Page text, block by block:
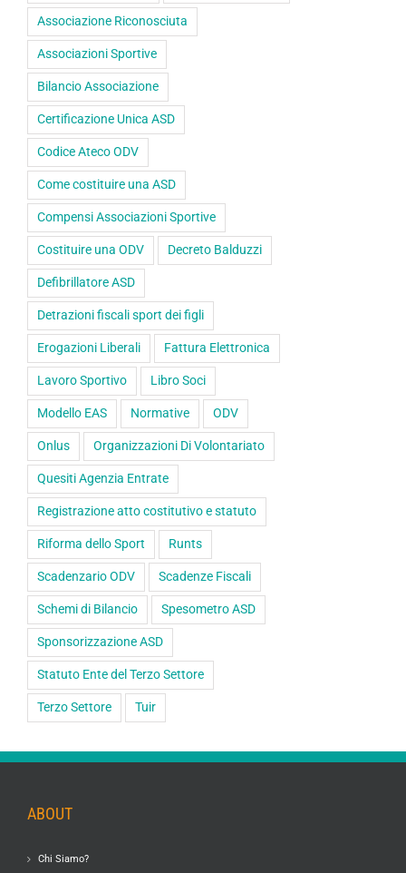
Associazione Riconosciuta
Associazioni Sportive
Bilancio Associazione
Certificazione Unica ASD
Codice Ateco ODV
Come costituire una ASD
Compensi Associazioni Sportive
Costituire una ODV Decreto Balduzzi
Defibrillatore ASD
Detrazioni fiscali sport dei figli
Erogazioni Liberali Fattura Elettronica
Lavoro Sportivo Libro Soci
Modello EAS Normative ODV
Onlus Organizzazioni Di Volontariato
Quesiti Agenzia Entrate
Registrazione atto costitutivo e statuto
Riforma dello Sport Runts
Scadenzario ODV Scadenze Fiscali
Schemi di Bilancio Spesometro ASD
Sponsorizzazione ASD
Statuto Ente del Terzo Settore
Terzo Settore Tuir
ABOUT
Chi Siamo?